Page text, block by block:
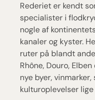
Rederiet er kendt
specialister i
nogle af
kanaler og kyster.
ruter på blandt
Rhône, Douro,
nye byer,
kulturoplevelser